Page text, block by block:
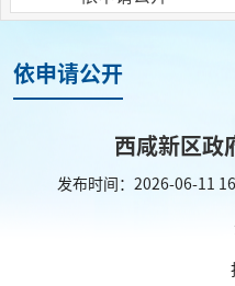
依申请公开
西咸新区政
发布时间：2026-06-11